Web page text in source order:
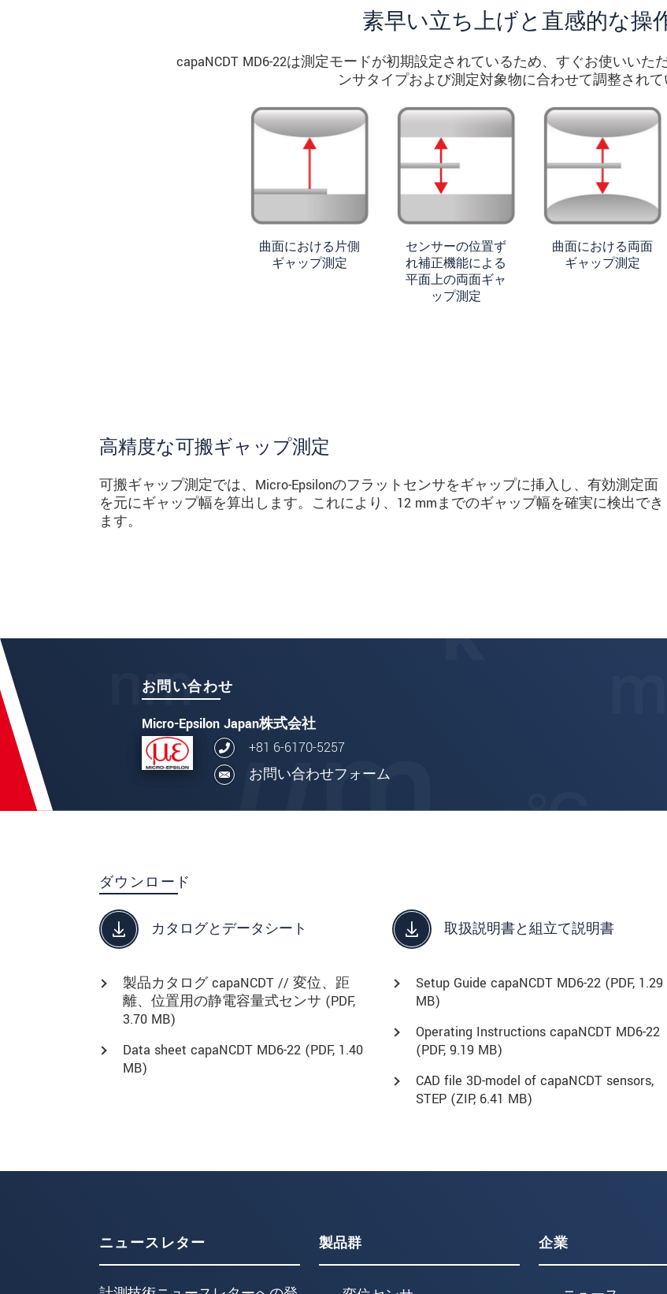
素早い立ち上げと直感的な操
capaNCDT MD6-22は測定モードが初期設定されているため、すぐお使いいた
ンサタイプおよび測定対象物に合わせて調整されて
曲面における片側
ギャップ測定
センサーの位置ず
れ補正機能による
平面上の両面ギャ
ップ測定
曲面における両面
ギャップ測定
高精度な可搬ギャップ測定
可搬ギャップ測定では、Micro-Epsilonのフラットセンサをギャップに挿入し、有効測定面
を元にギャップ幅を算出します。これにより、12 mmまでのギャップ幅を確実に検出でき
ます。
お問い合わせ
Micro-Epsilon Japan株式会社
+81 6-6170-5257
お問い合わせフォーム
ダウンロード
カタログとデータシート
製品カタログ capaNCDT // 変位、距
離、位置用の静電容量式センサ (PDF,
3.70 MB)
Data sheet capaNCDT MD6-22 (PDF, 1.40
MB)
取扱説明書と組立て説明書
Setup Guide capaNCDT MD6-22 (PDF, 1.29
MB)
Operating Instructions capaNCDT MD6-22
(PDF, 9.19 MB)
CAD file 3D-model of capaNCDT sensors,
STEP (ZIP, 6.41 MB)
ニュースレター 製品群 企業